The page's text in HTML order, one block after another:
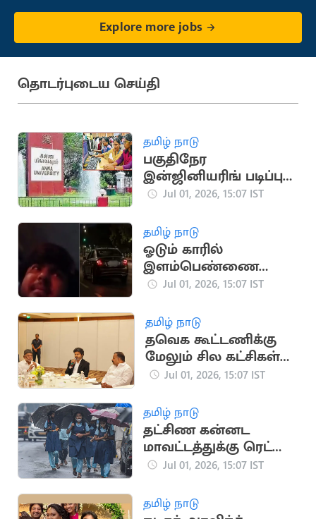
Explore more jobs
தொடர்புடைய செய்தி
தமிழ் நாடு
பகுதிநேர
இன்ஜினியரிங் படிப்பு:
4 ஆண்டுகளில்
ஆண்டுகளாக
குறைப்பு
Jul 01, 2026, 15:07 IST
தமிழ் நாடு
ஓடும் காரில்
இளம்பெண்ணை
பலாத்காரம் செய்ய
Jul 01, 2026, 15:07 IST
தமிழ் நாடு
தவெக கூட்டணிக்கு
மேலும் சில கட்சிகள்
வருகை: முதல்வர்
Jul 01, 2026, 15:07 IST
தமிழ் நாடு
தட்சிண கன்னட
மாவட்டத்துக்கு ரெட்
அலர்ட் விடுப்பு:
விடுமுறை
Jul 01, 2026, 15:07 IST
தமிழ் நாடு